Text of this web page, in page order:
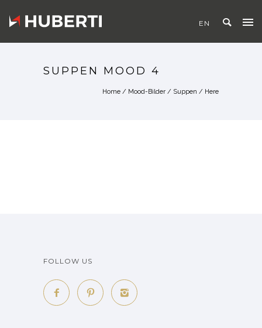
SUPPEN MOOD 4
Home / Mood-Bilder / Suppen / Here
FOLLOW US